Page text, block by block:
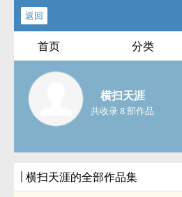
返回
首页 分类
横扫天涯
共收录 8 部作品
横扫天涯的全部作品集